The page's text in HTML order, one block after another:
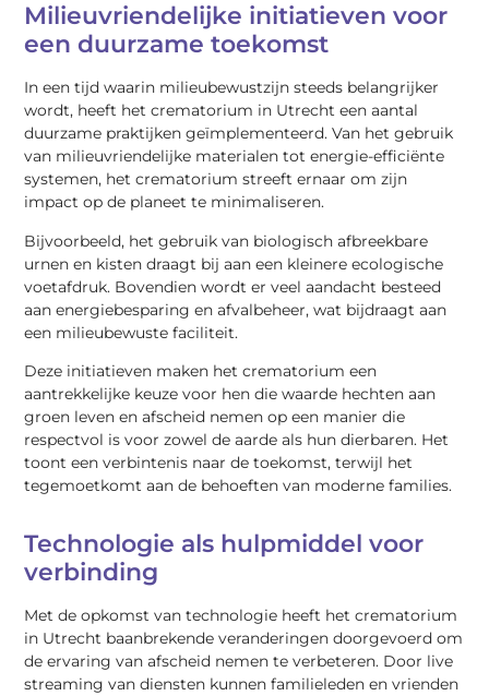
Milieuvriendelijke initiatieven voor
een duurzame toekomst
In een tijd waarin milieubewustzijn steeds belangrijker
wordt, heeft het crematorium in Utrecht een aantal
duurzame praktijken geïmplementeerd. Van het gebruik
van milieuvriendelijke materialen tot energie-efficiënte
systemen, het crematorium streeft ernaar om zijn
impact op de planeet te minimaliseren.
Bijvoorbeeld, het gebruik van biologisch afbreekbare
urnen en kisten draagt bij aan een kleinere ecologische
voetafdruk. Bovendien wordt er veel aandacht besteed
aan energiebesparing en afvalbeheer, wat bijdraagt aan
een milieubewuste faciliteit.
Deze initiatieven maken het crematorium een
aantrekkelijke keuze voor hen die waarde hechten aan
groen leven en afscheid nemen op een manier die
respectvol is voor zowel de aarde als hun dierbaren. Het
toont een verbintenis naar de toekomst, terwijl het
tegemoetkomt aan de behoeften van moderne families.
Technologie als hulpmiddel voor
verbinding
Met de opkomst van technologie heeft het crematorium
in Utrecht baanbrekende veranderingen doorgevoerd om
de ervaring van afscheid nemen te verbeteren. Door live
streaming van diensten kunnen familieleden en vrienden